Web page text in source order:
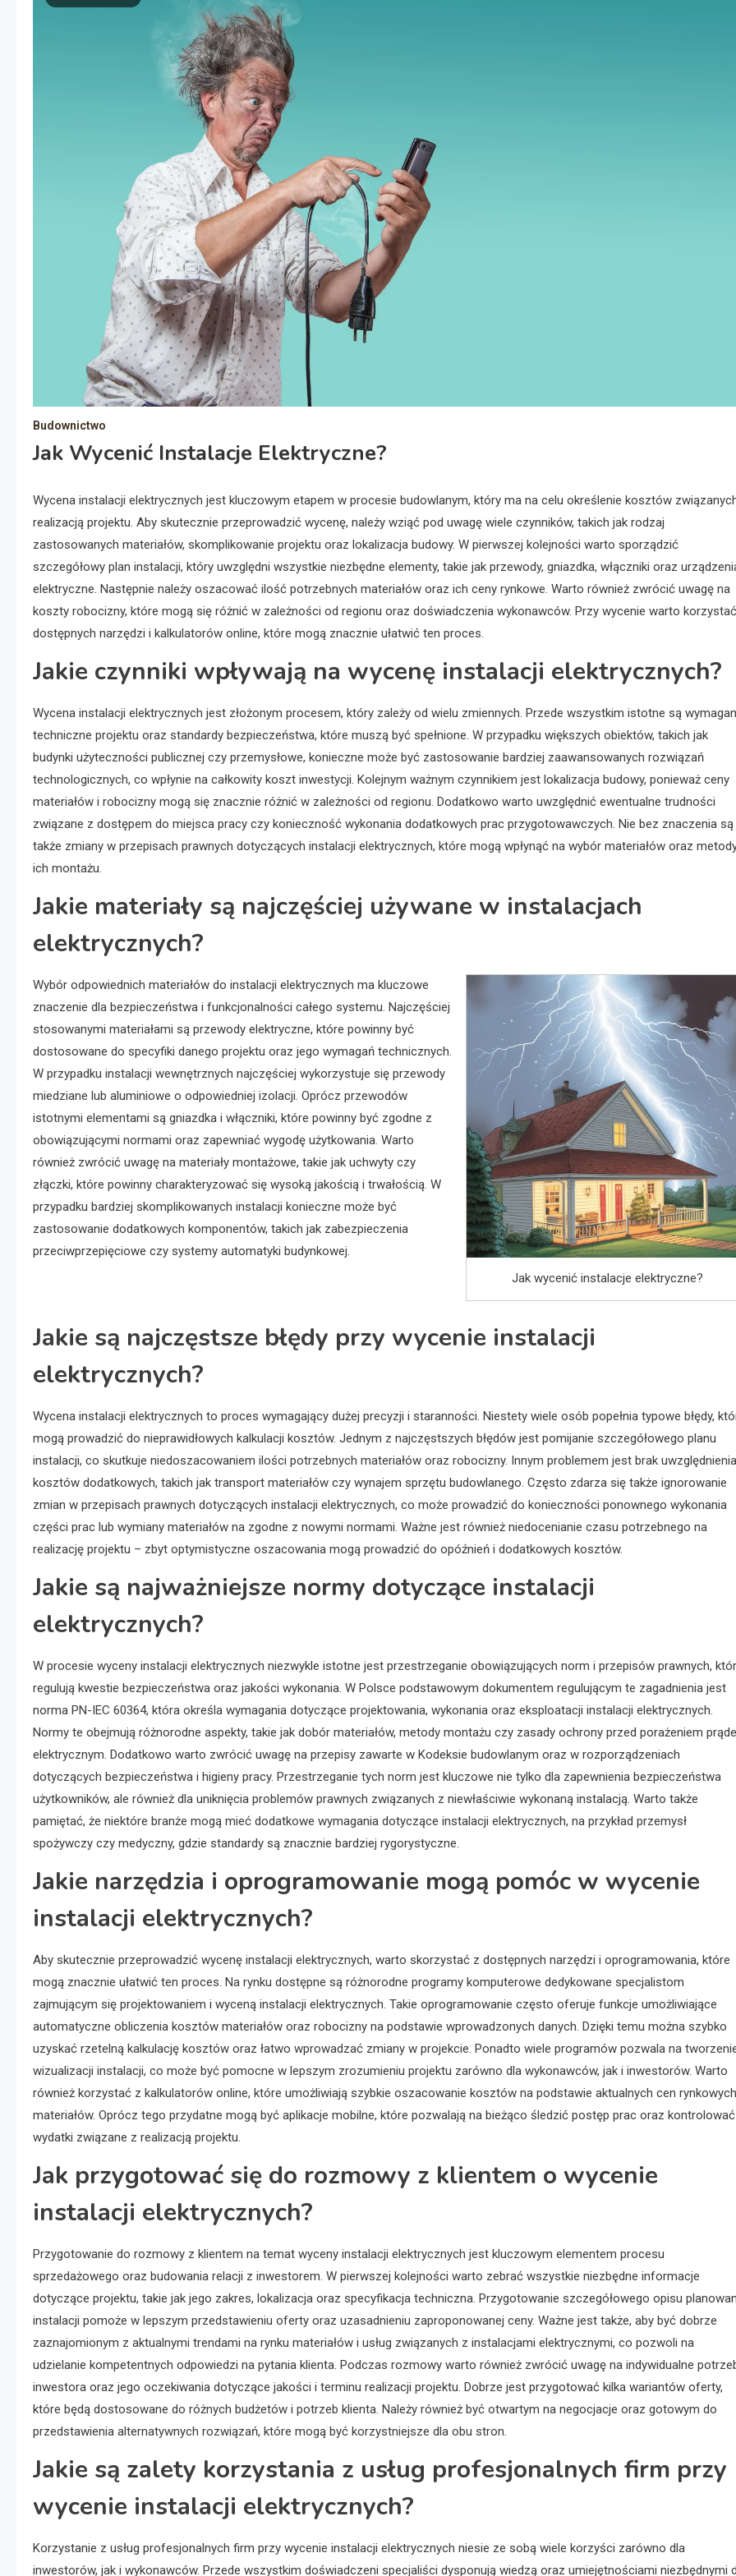
Budownictwo
Jak Wycenić Instalacje Elektryczne?
Wycena instalacji elektrycznych jest kluczowym etapem w procesie budowlanym, który ma na celu określenie kosztów
realizacją projektu. Aby skutecznie przeprowadzić wycenę, należy wziąć pod uwagę wiele czynników, takich jak rodzaj
zastosowanych materiałów, skomplikowanie projektu oraz lokalizacja budowy. W pierwszej kolejności warto sporządzić
szczegółowy plan instalacji, który uwzględni wszystkie niezbędne elementy, takie jak przewody, gniazdka, włączniki oraz
elektryczne. Następnie należy oszacować ilość potrzebnych materiałów oraz ich ceny rynkowe. Warto również zwrócić uwagę na
koszty robocizny, które mogą się różnić w zależności od regionu oraz doświadczenia wykonawców. Przy wycenie warto
dostępnych narzędzi i kalkulatorów online, które mogą znacznie ułatwić ten proces.
Jakie czynniki wpływają na wycenę instalacji elektrycznych?
Wycena instalacji elektrycznych jest złożonym procesem, który zależy od wielu zmiennych. Przede wszystkim istotne są
techniczne projektu oraz standardy bezpieczeństwa, które muszą być spełnione. W przypadku większych obiektów, takich jak
budynki użyteczności publicznej czy przemysłowe, konieczne może być zastosowanie bardziej zaawansowanych rozwiązań
technologicznych, co wpłynie na całkowity koszt inwestycji. Kolejnym ważnym czynnikiem jest lokalizacja budowy, ponieważ ceny
materiałów i robocizny mogą się znacznie różnić w zależności od regionu. Dodatkowo warto uwzględnić ewentualne trudności
związane z dostępem do miejsca pracy czy konieczność wykonania dodatkowych prac przygotowawczych. Nie bez znaczenia są
także zmiany w przepisach prawnych dotyczących instalacji elektrycznych, które mogą wpłynąć na wybór materiałów oraz
ich montażu.
Jakie materiały są najczęściej używane w instalacjach
elektrycznych?
Jak wycenić instalacje elektryczne?
Wybór odpowiednich materiałów do instalacji elektrycznych ma kluczowe
znaczenie dla bezpieczeństwa i funkcjonalności całego systemu. Najczęściej
stosowanymi materiałami są przewody elektryczne, które powinny być
dostosowane do specyfiki danego projektu oraz jego wymagań technicznych.
W przypadku instalacji wewnętrznych najczęściej wykorzystuje się przewody
miedziane lub aluminiowe o odpowiedniej izolacji. Oprócz przewodów
istotnymi elementami są gniazdka i włączniki, które powinny być zgodne z
obowiązującymi normami oraz zapewniać wygodę użytkowania. Warto
również zwrócić uwagę na materiały montażowe, takie jak uchwyty czy
złączki, które powinny charakteryzować się wysoką jakością i trwałością. W
przypadku bardziej skomplikowanych instalacji konieczne może być
zastosowanie dodatkowych komponentów, takich jak zabezpieczenia
przeciwprzepięciowe czy systemy automatyki budynkowej.
Jakie są najczęstsze błędy przy wycenie instalacji
elektrycznych?
Wycena instalacji elektrycznych to proces wymagający dużej precyzji i staranności. Niestety wiele osób popełnia typowe błędy,
mogą prowadzić do nieprawidłowych kalkulacji kosztów. Jednym z najczęstszych błędów jest pomijanie szczegółowego planu
instalacji, co skutkuje niedoszacowaniem ilości potrzebnych materiałów oraz robocizny. Innym problemem jest brak uwzględnienia
kosztów dodatkowych, takich jak transport materiałów czy wynajem sprzętu budowlanego. Często zdarza się także ignorowanie
zmian w przepisach prawnych dotyczących instalacji elektrycznych, co może prowadzić do konieczności ponownego wykonania
części prac lub wymiany materiałów na zgodne z nowymi normami. Ważne jest również niedocenianie czasu potrzebnego na
realizację projektu – zbyt optymistyczne oszacowania mogą prowadzić do opóźnień i dodatkowych kosztów.
Jakie są najważniejsze normy dotyczące instalacji
elektrycznych?
W procesie wyceny instalacji elektrycznych niezwykle istotne jest przestrzeganie obowiązujących norm i przepisów prawnych,
regulują kwestie bezpieczeństwa oraz jakości wykonania. W Polsce podstawowym dokumentem regulującym te zagadnienia jest
norma PN-IEC 60364, która określa wymagania dotyczące projektowania, wykonania oraz eksploatacji instalacji elektrycznych.
Normy te obejmują różnorodne aspekty, takie jak dobór materiałów, metody montażu czy zasady ochrony przed porażeniem
elektrycznym. Dodatkowo warto zwrócić uwagę na przepisy zawarte w Kodeksie budowlanym oraz w rozporządzeniach
dotyczących bezpieczeństwa i higieny pracy. Przestrzeganie tych norm jest kluczowe nie tylko dla zapewnienia bezpieczeństwa
użytkowników, ale również dla uniknięcia problemów prawnych związanych z niewłaściwie wykonaną instalacją. Warto także
pamiętać, że niektóre branże mogą mieć dodatkowe wymagania dotyczące instalacji elektrycznych, na przykład przemysł
spożywczy czy medyczny, gdzie standardy są znacznie bardziej rygorystyczne.
Jakie narzędzia i oprogramowanie mogą pomóc w wycenie
instalacji elektrycznych?
Aby skutecznie przeprowadzić wycenę instalacji elektrycznych, warto skorzystać z dostępnych narzędzi i oprogramowania, które
mogą znacznie ułatwić ten proces. Na rynku dostępne są różnorodne programy komputerowe dedykowane specjalistom
zajmującym się projektowaniem i wyceną instalacji elektrycznych. Takie oprogramowanie często oferuje funkcje umożliwiające
automatyczne obliczenia kosztów materiałów oraz robocizny na podstawie wprowadzonych danych. Dzięki temu można szybko
uzyskać rzetelną kalkulację kosztów oraz łatwo wprowadzać zmiany w projekcie. Ponadto wiele programów pozwala na
wizualizacji instalacji, co może być pomocne w lepszym zrozumieniu projektu zarówno dla wykonawców, jak i inwestorów. Warto
również korzystać z kalkulatorów online, które umożliwiają szybkie oszacowanie kosztów na podstawie aktualnych cen rynkowych
materiałów. Oprócz tego przydatne mogą być aplikacje mobilne, które pozwalają na bieżąco śledzić postęp prac oraz kontrolować
wydatki związane z realizacją projektu.
Jak przygotować się do rozmowy z klientem o wycenie
instalacji elektrycznych?
Przygotowanie do rozmowy z klientem na temat wyceny instalacji elektrycznych jest kluczowym elementem procesu
sprzedażowego oraz budowania relacji z inwestorem. W pierwszej kolejności warto zebrać wszystkie niezbędne informacje
dotyczące projektu, takie jak jego zakres, lokalizacja oraz specyfikacja techniczna. Przygotowanie szczegółowego opisu
instalacji pomoże w lepszym przedstawieniu oferty oraz uzasadnieniu zaproponowanej ceny. Ważne jest także, aby być dobrze
zaznajomionym z aktualnymi trendami na rynku materiałów i usług związanych z instalacjami elektrycznymi, co pozwoli na
udzielanie kompetentnych odpowiedzi na pytania klienta. Podczas rozmowy warto również zwrócić uwagę na indywidualne
inwestora oraz jego oczekiwania dotyczące jakości i terminu realizacji projektu. Dobrze jest przygotować kilka wariantów oferty,
które będą dostosowane do różnych budżetów i potrzeb klienta. Należy również być otwartym na negocjacje oraz gotowym do
przedstawienia alternatywnych rozwiązań, które mogą być korzystniejsze dla obu stron.
Jakie są zalety korzystania z usług profesjonalnych firm przy
wycenie instalacji elektrycznych?
Korzystanie z usług profesjonalnych firm przy wycenie instalacji elektrycznych niesie ze sobą wiele korzyści zarówno dla
inwestorów, jak i wykonawców. Przede wszystkim doświadczeni specjaliści dysponują wiedzą oraz umiejętnościami niezbędnymi